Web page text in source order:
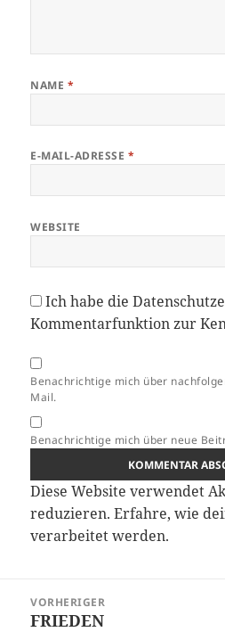
NAME *
E-MAIL-ADRESSE *
WEBSITE
Ich habe die
Kommentarfunktion zur
Benachrichtige mich über
Mail.
Benachrichtige mich über neue
Diese Website verwendet
reduzieren.Erfahre, wie
verarbeitet werden.
VORHERIGER
Vorheriger
FRIEDEN